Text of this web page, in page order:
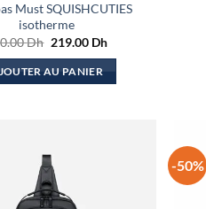
Must SQUISHCUTIES
isotherme
Dh Le
initial
était :
219.00 DhLe
AU PANIER
-50%